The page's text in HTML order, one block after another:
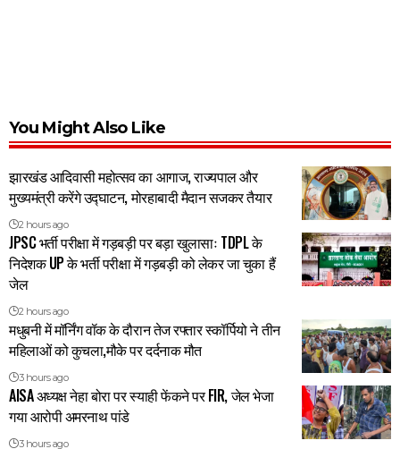
You Might Also Like
झारखंड आदिवासी महोत्सव का आगाज, राज्यपाल और
मुख्यमंत्री करेंगे उद्घाटन, मोरहाबादी मैदान सजकर तैयार
2 hours ago
JPSC भर्ती परीक्षा में गड़बड़ी पर बड़ा खुलासाः TDPL के
निदेशक UP के भर्ती परीक्षा में गड़बड़ी को लेकर जा चुका हैं
जेल
2 hours ago
मधुबनी में मॉर्निंग वॉक के दौरान तेज रफ्तार स्कॉर्पियो ने तीन
महिलाओं को कुचला,मौके पर दर्दनाक मौत
3 hours ago
AISA अध्यक्ष नेहा बोरा पर स्याही फेंकने पर FIR, जेल भेजा
गया आरोपी अमरनाथ पांडे
3 hours ago